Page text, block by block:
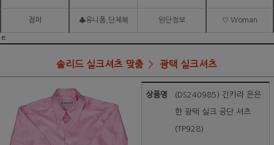
점퍼 ♣유니폼,단체복 원단정보 ♡ Woman
ㅌ
솔리드 실크셔츠 맞춤 광택 실크셔츠
상품명 (DS240985) 긴카라 은은
한 광택 실크 공단 셔츠
(TP928)